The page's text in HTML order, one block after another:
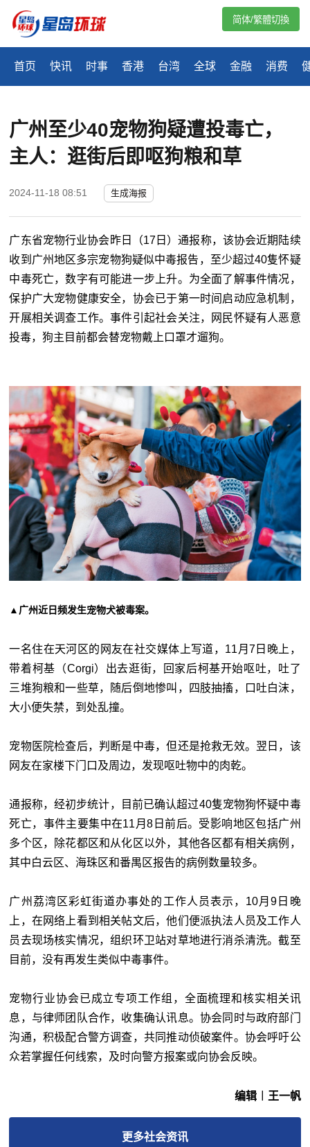
首页 快讯 时事 香港 台湾 全球 金融 消费
简体/繁體切換
广州至少40宠物狗疑遭投毒亡，
主人：逛街后即呕狗粮和草
2024-11-18 08:51 生成海报
广东省宠物行业协会昨日（17日）通报称，该协会近期陆续
收到广州地区多宗宠物狗疑似中毒报告，至少超过40隻怀疑
中毒死亡，数字有可能进一步上升。为全面了解事件情况，
保护广大宠物健康安全，协会已于第一时间启动应急机制，
开展相关调查工作。事件引起社会关注，网民怀疑有人恶意
投毒，狗主目前都会替宠物戴上口罩才遛狗。
▲广州近日频发生宠物犬被毒案。
一名住在天河区的网友在社交媒体上写道，11月7日晚上，
带着柯基（Corgi）出去逛街，回家后柯基开始呕吐，吐了
三堆狗粮和一些草，随后倒地惨叫，四肢抽搐，口吐白沫，
大小便失禁，到处乱撞。
宠物医院检查后，判断是中毒，但还是抢救无效。翌日，该
网友在家楼下门口及周边，发现呕吐物中的肉乾。
通报称，经初步统计，目前已确认超过40隻宠物狗怀疑中毒
死亡，事件主要集中在11月8日前后。受影响地区包括广州
多个区，除花都区和从化区以外，其他各区都有相关病例，
其中白云区、海珠区和番禺区报告的病例数量较多。
广州荔湾区彩虹街道办事处的工作人员表示，10月9日晚
上，在网络上看到相关帖文后，他们便派执法人员及工作人
员去现场核实情况，组织环卫站对草地进行消杀清洗。截至
目前，没有再发生类似中毒事件。
宠物行业协会已成立专项工作组，全面梳理和核实相关讯
息，与律师团队合作，收集确认讯息。协会同时与政府部门
沟通，积极配合警方调查，共同推动侦破案件。协会呼吁公
众若掌握任何线索，及时向警方报案或向协会反映。
编辑︱王一帆
更多社会资讯